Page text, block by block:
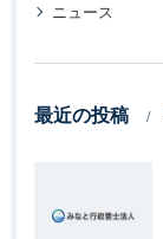
ニュース
最近の投稿